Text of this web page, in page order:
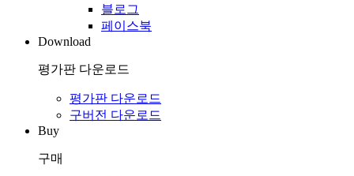
블로그
페이스북
Download
평가판 다운로드
평가판 다운로드
구버전 다운로드
Buy
구매